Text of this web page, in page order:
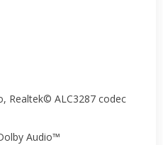
Realtek© ALC3287 codec
Audio™